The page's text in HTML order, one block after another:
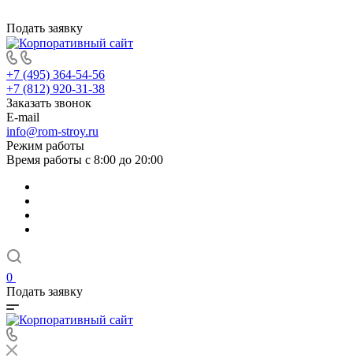
Подать заявку
+7 (495) 364-54-56
+7 (812) 920-31-38
Заказать звонок
E-mail
info@rom-stroy.ru
Режим работы
Время работы с 8:00 до 20:00
0
Подать заявку